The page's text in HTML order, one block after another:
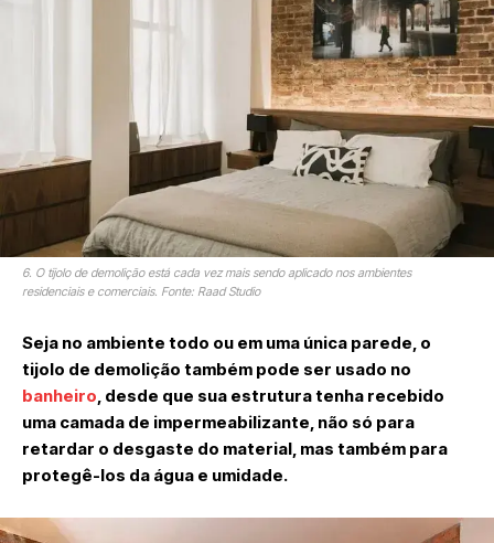
6. O tijolo de demolição está cada vez mais sendo aplicado nos ambientes
residenciais e comerciais. Fonte: Raad Studio
Seja no ambiente todo ou em uma única parede, o
tijolo de demolição também pode ser usado no
banheiro, desde que sua estrutura tenha recebido
uma camada de impermeabilizante, não só para
retardar o desgaste do material, mas também para
protegê-los da água e umidade.